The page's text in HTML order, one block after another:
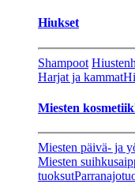
Hiukset
Shampoot
Harjat ja kammat
Miesten
Miesten päivä- ja
Miesten
tuoksut